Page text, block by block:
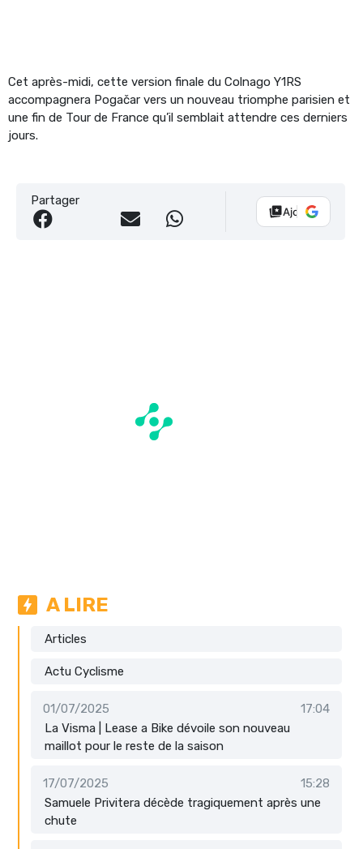
Cet après-midi, cette version finale du Colnago Y1RS
accompagnera Pogačar vers un nouveau triomphe parisien et
une fin de Tour de France qu’il semblait attendre ces derniers
jours.
Partager
Ajouter Vélo
A LIRE
Articles
Actu Cyclisme
01/07/2025
17:04
La Visma | Lease a Bike dévoile son nouveau
maillot pour le reste de la saison
17/07/2025
15:28
Samuele Privitera décède tragiquement après une
chute